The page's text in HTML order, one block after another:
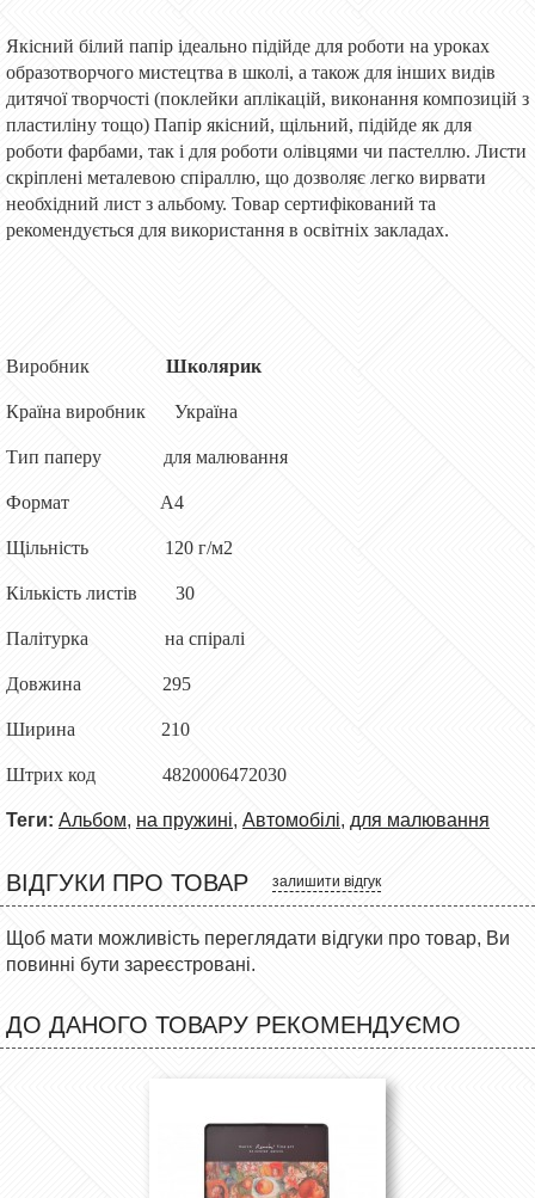
Якісний білий папір ідеально підійде для роботи на уроках
образотворчого мистецтва в школі, а також для інших видів
дитячої творчості (поклейки аплікацій, виконання композицій з
пластиліну тощо) Папір якісний, щільний, підійде як для
роботи фарбами, так і для роботи олівцями чи пастеллю. Листи
скріплені металевою спіраллю, що дозволяє легко вирвати
необхідний лист з альбому. Товар сертифікований та
рекомендується для використання в освітніх закладах.
Виробник Школярик
Країна виробник Україна
Тип паперу для малювання
Формат А4
Щільність 120 г/м2
Кількість листів 30
Палітурка на спіралі
Довжина 295
Ширина 210
Штрих код 4820006472030
Теги: Альбом, на пружині, Автомобілі, для малювання
ВІДГУКИ ПРО ТОВАР залишити відгук
Щоб мати можливість переглядати відгуки про товар, Ви
повинні бути зареєстровані.
ДО ДАНОГО ТОВАРУ РЕКОМЕНДУЄМО